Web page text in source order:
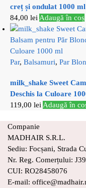
creț și ondulat 1000 ml
84,00 lei Adaugă în coș
Par, Balsamuri, Par
milk_shake Sweet
Deschis la Culoare
119,00 lei Adaugă în
Companie
MADHAIR S.R.L.
Sediu: Focșani, Strada
Nr. Reg. Comerțului:
CUI: RO28458076
E-mail: